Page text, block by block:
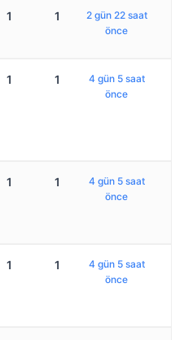
1 1
2 gün 22 saat
önce
1 1
4 gün 5 saat
önce
1 1
4 gün 5 saat
önce
1 1
4 gün 5 saat
önce